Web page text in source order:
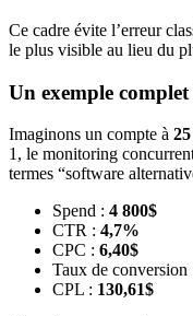
Ce cadre évite l’erreur
le plus visible au lieu du
Un exemple
Imaginons un compte à
1, le monitoring
termes “software
Spend : 4 800$
CTR : 4,7%
CPC : 6,40$
Taux de conversion
CPL : 130,61$